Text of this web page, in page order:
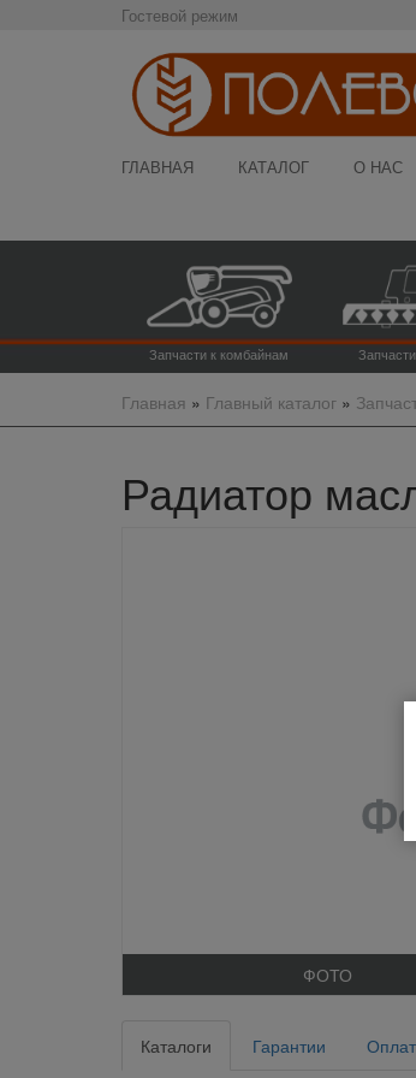
Гостевой режим
ГЛАВНАЯ КАТАЛОГ О НАС
Запчасти к комбайнам
Главная » Главный каталог»
Радиатор
ФОТО
Каталоги Гарантии